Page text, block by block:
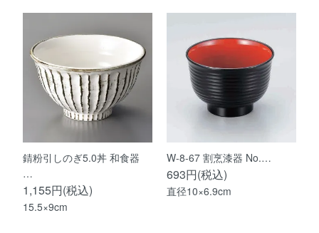
錆粉引しのぎ5.0丼 和食器
…
1,155円(税込)
15.5×9cm
W-8-67 割烹漆器 No.…
693円(税込)
直径10×6.9cm